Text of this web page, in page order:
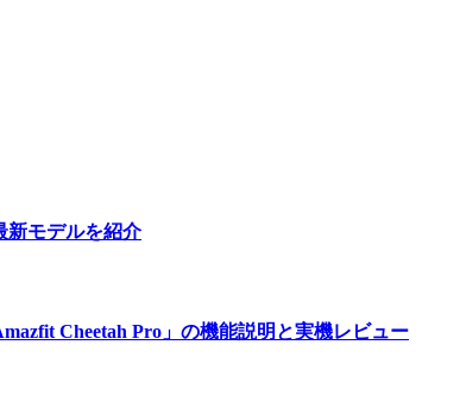
新モデルを紹介
Cheetah Pro」の機能説明と実機レビュー